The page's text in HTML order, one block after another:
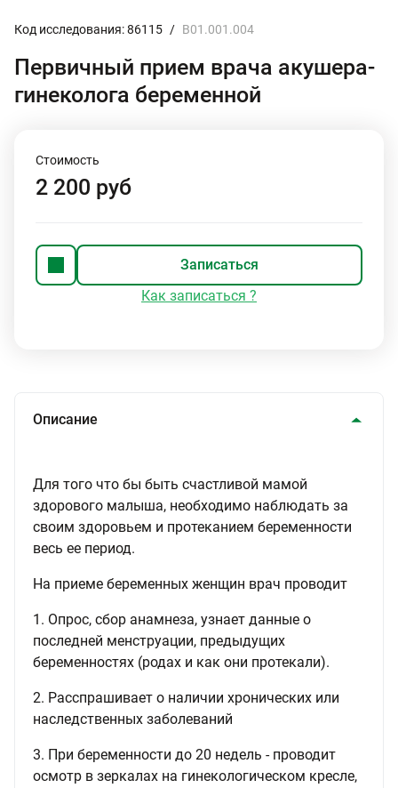
Код исследования: 86115 / B01.001.004
Первичный прием врача акушера-
гинеколога беременной
Стоимость
2 200 руб
Записаться
Как записаться ?
Описание
Для того что бы быть счастливой мамой
здорового малыша, необходимо наблюдать за
своим здоровьем и протеканием беременности
весь ее период.
На приеме беременных женщин врач проводит
1. Опрос, сбор анамнеза, узнает данные о
последней менструации, предыдущих
беременностях (родах и как они протекали).
2. Расспрашивает о наличии хронических или
наследственных заболеваний
3. При беременности до 20 недель - проводит
осмотр в зеркалах на гинекологическом кресле,